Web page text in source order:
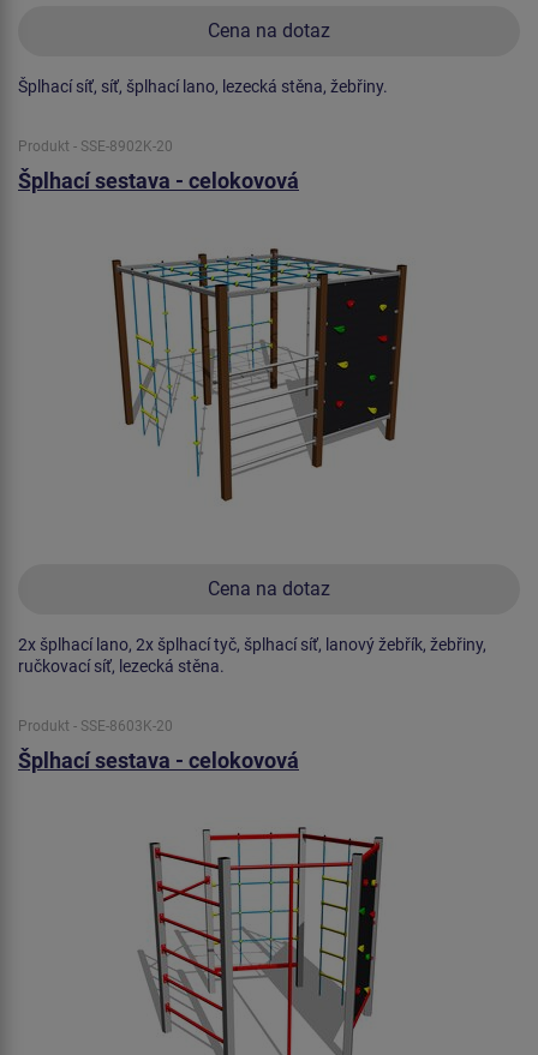
Cena na dotaz
Šplhací síť, síť, šplhací lano, lezecká stěna, žebřiny.
Produkt - SSE-8902K-20
Šplhací sestava - celokovová
Cena na dotaz
2x šplhací lano, 2x šplhací tyč, šplhací síť, lanový žebřík, žebřiny,
ručkovací síť, lezecká stěna.
Produkt - SSE-8603K-20
Šplhací sestava - celokovová